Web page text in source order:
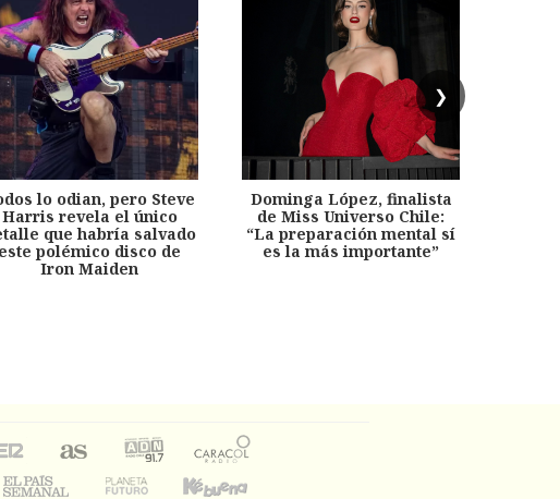
❯
lo odian, pero Steve
Harris revela el único
que habría salvado
este polémico disco de
Iron Maiden
Dominga López, finalista
de Miss Universo Chile:
“La preparación mental sí
es la más importante”